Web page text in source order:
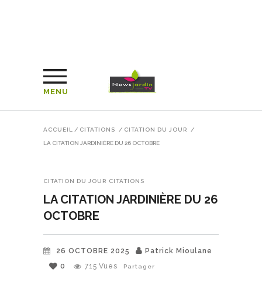
MENU
ACCUEIL / CITATIONS / CITATION DU JOUR /
LA CITATION JARDINIÈRE DU 26 OCTOBRE
CITATION DU JOUR CITATIONS
LA CITATION JARDINIÈRE DU 26
OCTOBRE
26 OCTOBRE 2025
Patrick Mioulane
0
715 Vues Partager